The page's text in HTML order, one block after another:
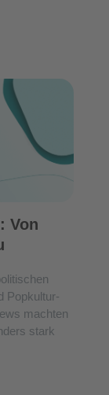
Von
Popkultur-
machten
stark